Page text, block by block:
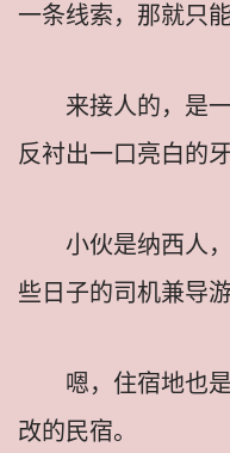
一条线索，那就只
来接人的，是
反衬出一口亮白的牙
小伙是纳西人
些日子的司机兼导游
嗯，住宿地也
改的民宿。